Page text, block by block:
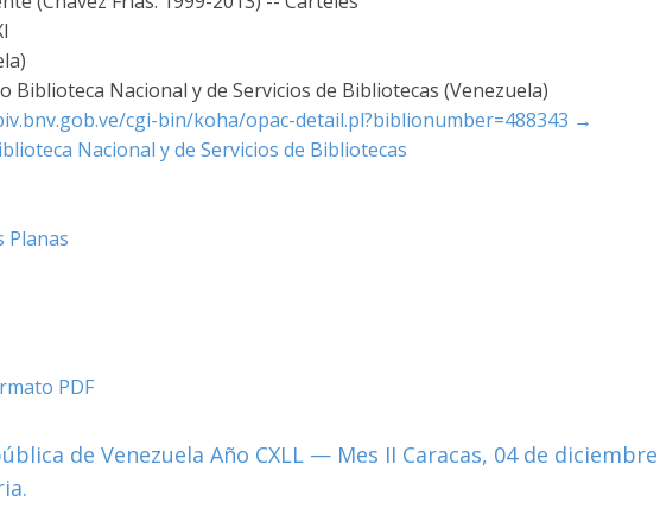
Nacional y de Servicios de Bibliotecas (Venezuela)
cgi-bin/koha/opac-detail.pl?biblionumber=488343 →
Nacional y de Servicios de Bibliotecas
Planas
PDF
de Venezuela Año CXLL — Mes II Caracas, 04 de diciembre